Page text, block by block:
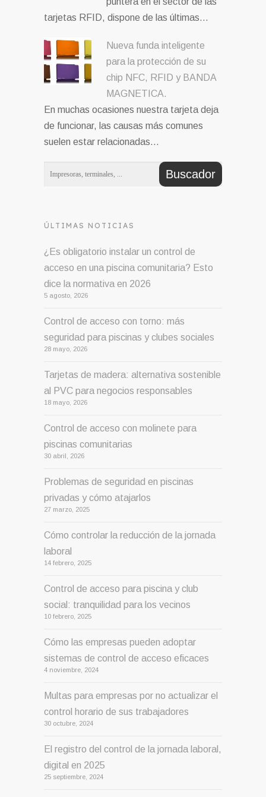
tarjetas RFID, dispone de las últimas…
Nueva funda inteligente
para la protección de su
chip NFC, RFID y BANDA
MAGNETICA.
En muchas ocasiones nuestra tarjeta deja
de funcionar, las causas más comunes
suelen estar relacionadas…
ÚLTIMAS NOTICIAS
¿Es obligatorio instalar un control de
acceso en una piscina comunitaria? Esto
dice la normativa en 2026
5 agosto, 2026
Control de acceso con torno: más
seguridad para piscinas y clubes sociales
28 mayo, 2026
Tarjetas de madera: alternativa sostenible
al PVC para negocios responsables
18 mayo, 2026
Control de acceso con molinete para
piscinas comunitarias
30 abril, 2026
Problemas de seguridad en piscinas
privadas y cómo atajarlos
27 marzo, 2025
Cómo controlar la reducción de la jornada
laboral
14 febrero, 2025
Control de acceso para piscina y club
social: tranquilidad para los vecinos
10 febrero, 2025
Cómo las empresas pueden adoptar
sistemas de control de acceso eficaces
4 noviembre, 2024
Multas para empresas por no actualizar el
control horario de sus trabajadores
30 octubre, 2024
El registro del control de la jornada laboral,
digital en 2025
25 septiembre, 2024